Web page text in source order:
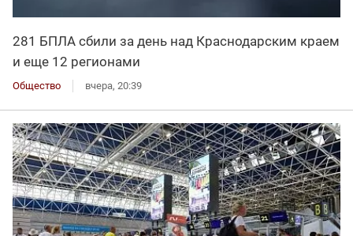
281 БПЛА сбили за день над Краснодарским краем
и еще 12 регионами
Общество вчера, 20:39